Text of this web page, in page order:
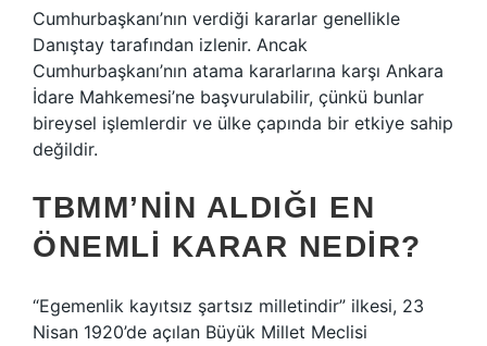
Cumhurbaşkanı’nın verdiği kararlar genellikle
Danıştay tarafından izlenir. Ancak
Cumhurbaşkanı’nın atama kararlarına karşı Ankara
İdare Mahkemesi’ne başvurulabilir, çünkü bunlar
bireysel işlemlerdir ve ülke çapında bir etkiye sahip
değildir.
TBMM’NIN ALDIĞI EN
ÖNEMLI KARAR NEDIR?
“Egemenlik kayıtsız şartsız milletindir” ilkesi, 23
Nisan 1920’de açılan Büyük Millet Meclisi